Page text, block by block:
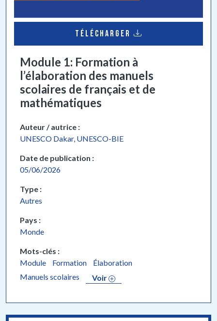
TÉLÉCHARGER
Module 1: Formation à
l’élaboration des manuels
scolaires de français et de
mathématiques
Auteur / autrice
UNESCO Dakar, UNESCO-BIE
Date de publication
05/06/2026
Type
Autres
Pays
Monde
Mots-clés
Module
Formation
Élaboration
Manuels scolaires
Voir